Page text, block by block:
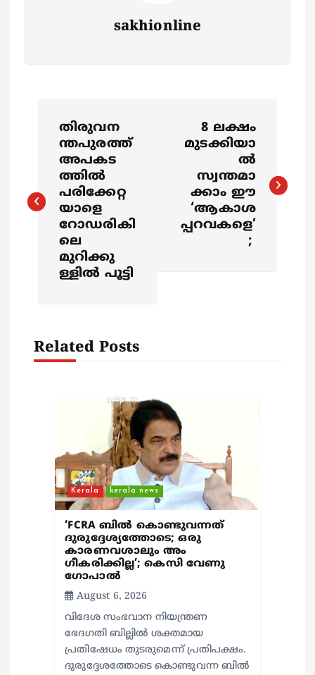
sakhionline
s
t
തിരുവന
ന്തപുരത്ത്
അപകട
ത്തിൽ
പരിക്കേറ്റ
യാളെ
റോഡരികി
ലെ
മുറിക്കു
ള്ളിൽ പൂട്ടി
8 ലക്ഷം
മുടക്കിയാ
ൽ
സ്വന്തമാ
ക്കാം ഈ
‘ആകാശ
പ്പറവകളെ’
;
Related Posts
Kerala kerala news
‘FCRA ബിൽ കൊണ്ടുവന്നത്
ദുരുദ്ദേശ്യത്തോടെ; ഒരു
കാരണവശാലും അം​
ഗീകരിക്കില്ല’; കെസി വേണു​
ഗോപാൽ
August 6, 2026
വിദേശ സംഭവാന നിയന്ത്രണ
ഭേദഗതി ബില്ലിൽ ശക്തമായ
പ്രതിഷേധം തുടരുമെന്ന് പ്രതിപക്ഷം.
ദുരുദ്ദേശത്തോടെ കൊണ്ടുവന്ന ബിൽ